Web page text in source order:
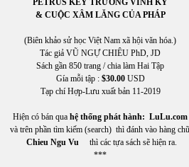
Võ Thị Như Mai
Võ Thị Xuân Hà
VOA ASIA
VOA Tiếng Việt
Vũ Đỗ Hoàng
Vũ Hằng Nga
Vũ Huy Quang
VŨ HUY THỤC
& CUỘC XÂM LĂNG CỦA PHÁP
(Biên khảo sử học Việt Nam xã hội văn hóa.)
Tác giả VŨ NGỰ CHIÊU PhD, JD
Sách gần 850 trang / chia làm Hai Tập
Gía mỗi tập : $30.00USD
Tạp chí Hợp-Lưu xuất bản 11-2019
Hiện có bán qua hệ thống phát hành: LuLu.com
và trên phần tìm kiếm (search) thì đánh vào hàng
Chieu Ngu Vu thì các tựa sách sẽ hiện ra.
***